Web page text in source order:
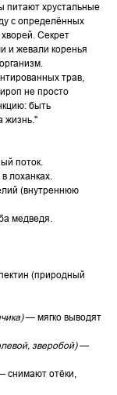
питают хрустальные
с определённых
Секрет
и жевали коренья
трав,
не просто
быть
жизнь."
поток.
лоханках.
(внутреннюю
медведя.
(природный
— мягко выводят
зверобой)—
снимают отёки,